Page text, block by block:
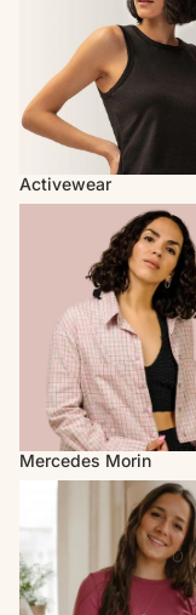
Activewear
Mercedes Morin
Mercedes Morin
Louve Design